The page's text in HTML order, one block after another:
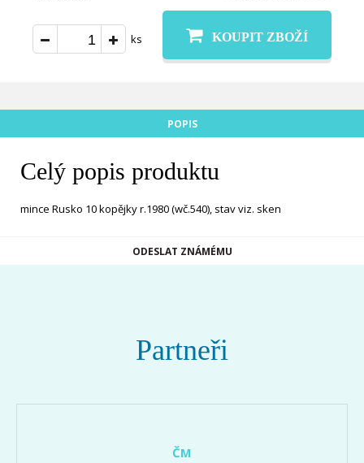
ks KOUPIT ZBOŽÍ
POPIS
Celý popis produktu
mince Rusko 10 kopějky r.1980 (wč.540), stav viz. sken
ODESLAT ZNÁMÉMU
Partneři
ČM